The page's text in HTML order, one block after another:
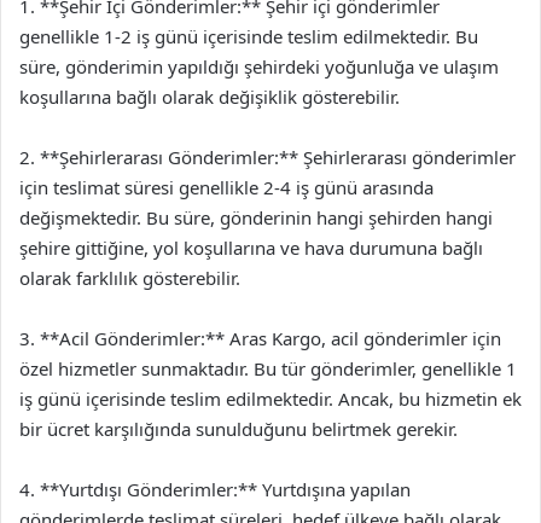
1. **Şehir İçi Gönderimler:** Şehir içi gönderimler
genellikle 1-2 iş günü içerisinde teslim edilmektedir. Bu
süre, gönderimin yapıldığı şehirdeki yoğunluğa ve ulaşım
koşullarına bağlı olarak değişiklik gösterebilir.
2. **Şehirlerarası Gönderimler:** Şehirlerarası gönderimler
için teslimat süresi genellikle 2-4 iş günü arasında
değişmektedir. Bu süre, gönderinin hangi şehirden hangi
şehire gittiğine, yol koşullarına ve hava durumuna bağlı
olarak farklılık gösterebilir.
3. **Acil Gönderimler:** Aras Kargo, acil gönderimler için
özel hizmetler sunmaktadır. Bu tür gönderimler, genellikle 1
iş günü içerisinde teslim edilmektedir. Ancak, bu hizmetin ek
bir ücret karşılığında sunulduğunu belirtmek gerekir.
4. **Yurtdışı Gönderimler:** Yurtdışına yapılan